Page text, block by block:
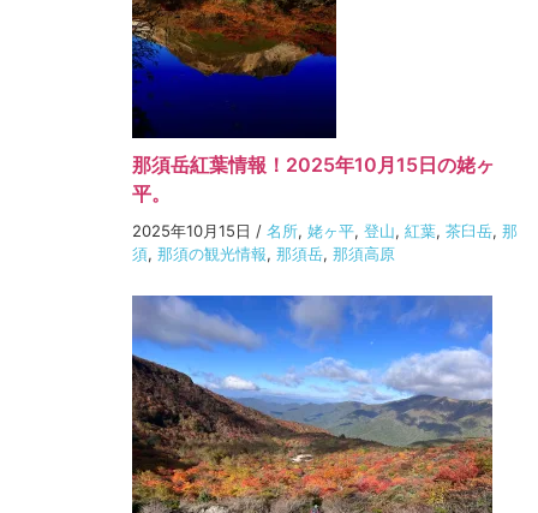
那須岳紅葉情報！2025年10月15日の姥ヶ
平。
2025年10月15日 / 名所, 姥ヶ平, 登山, 紅葉, 茶臼岳, 那
須, 那須の観光情報, 那須岳, 那須高原